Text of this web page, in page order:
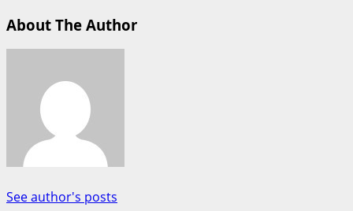
About The Author
See author's posts